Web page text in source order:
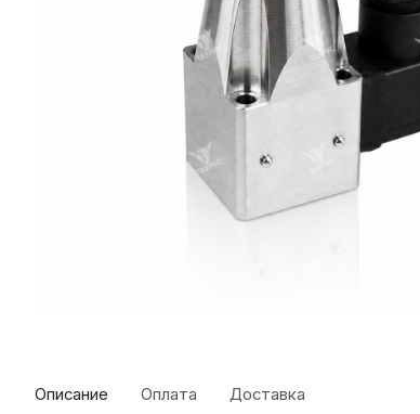
Описание Оплата Доставка